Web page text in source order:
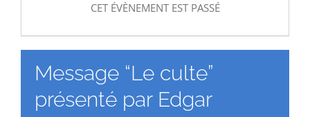
CET ÉVÈNEMENT EST PASSÉ
Message “Le culte”
présenté par Edgar